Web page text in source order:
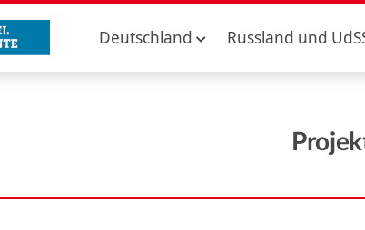
Deutschland Russland und